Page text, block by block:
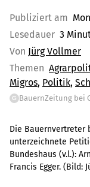
Publiziert am
Lesedauer 3
Von Jürg Vollmer
Themen
Migros Politik
G BauernZeitung bei
Die Bauernvertreter
unterzeichnete
Bundeshaus (v.l.):
Francis Egger. (Bild: